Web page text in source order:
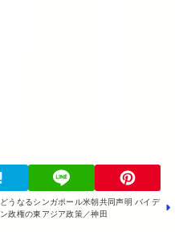
どうなるシンガポール米朝共同声明 バイデ
ン政権の東アジア政策／神田